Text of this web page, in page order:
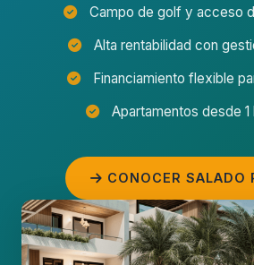
Campo de golf y acceso
Alta rentabilidad con
Financiamiento flexible
Apartamentos desde 1
CONOCER SALADO